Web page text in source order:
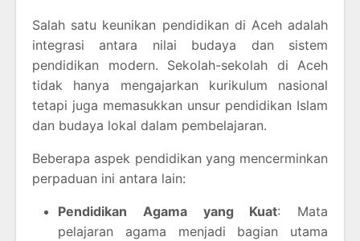
Salah satu keunikan pendidikan di Aceh adalah
integrasi antara nilai budaya dan sistem
pendidikan modern. Sekolah-sekolah di Aceh
tidak hanya mengajarkan kurikulum nasional
tetapi juga memasukkan unsur pendidikan Islam
dan budaya lokal dalam pembelajaran.
Beberapa aspek pendidikan yang mencerminkan
perpaduan ini antara lain:
Pendidikan Agama yang Kuat: Mata
pelajaran agama menjadi bagian utama